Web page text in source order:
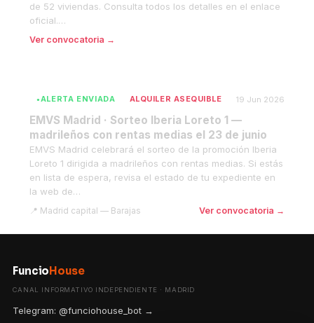
de 52 viviendas. Consulta todos los detalles en el enlace
oficial.…
Ver convocatoria →
ALERTA ENVIADA ALQUILER ASEQUIBLE 19 Jun 2026
EMVS Madrid · Sorteo Iberia Loreto 1 —
madrileños con rentas medias el 23 de junio
EMVS Madrid celebrará el sorteo de la promoción Iberia
Loreto 1 dirigida a madrileños con rentas medias. Si estás
en lista de espera, revisa el estado de tu expediente en
la web de…
Madrid capital — Barajas Ver convocatoria →
Funcio House
CANAL INFORMATIVO INDEPENDIENTE · MADRID
Telegram: @funciohouse_bot →